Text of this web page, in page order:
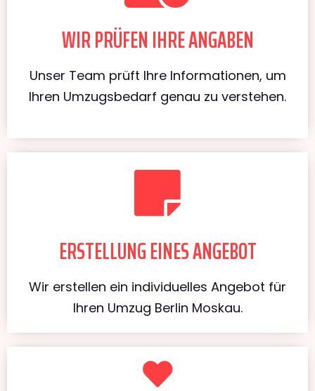
WIR PRÜFEN IHRE ANGABEN
Unser Team prüft Ihre Informationen, um
Ihren Umzugsbedarf genau zu verstehen.
ERSTELLUNG EINES ANGEBOT
Wir erstellen ein individuelles Angebot für
Ihren Umzug Berlin Moskau.